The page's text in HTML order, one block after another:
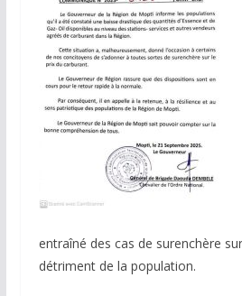
entraîné des cas de surenchère
détriment de la population.